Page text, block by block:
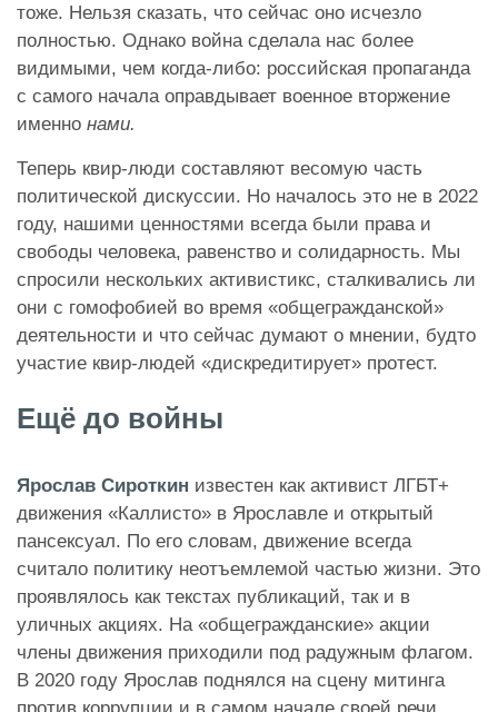
тоже. Нельзя сказать, что сейчас оно исчезло
полностью. Однако война сделала нас более
видимыми, чем когда-либо: российская пропаганда
с самого начала оправдывает военное вторжение
именно нами.
Теперь квир-люди составляют весомую часть
политической дискуссии. Но началось это не в 2022
году, нашими ценностями всегда были права и
свободы человека, равенство и солидарность. Мы
спросили нескольких активистикс, сталкивались ли
они с гомофобией во время «общегражданской»
деятельности и что сейчас думают о мнении, будто
участие квир-людей «дискредитирует» протест.
Ещё до войны
Ярослав Сироткин известен как активист ЛГБТ+
движения «Каллисто» в Ярославле и открытый
пансексуал. По его словам, движение всегда
считало политику неотъемлемой частью жизни. Это
проявлялось как текстах публикаций, так и в
уличных акциях. На «общегражданские» акции
члены движения приходили под радужным флагом.
В 2020 году Ярослав поднялся на сцену митинга
против коррупции и в самом начале своей речи